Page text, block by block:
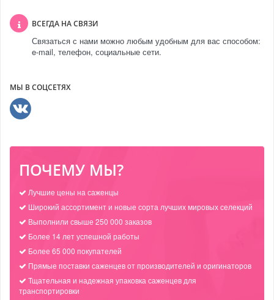
ВСЕГДА НА СВЯЗИ
Связаться с нами можно любым удобным для вас способом:
e-mail, телефон, социальные сети.
МЫ В СОЦСЕТЯХ
ПОЧЕМУ МЫ?
Лучшие цены на саженцы
Широкий ассортимент и новые сорта лучших мировых селекций
Выполнили свыше 250 000 заказов
Более 14 лет успешной работы
Более 65 000 покупателей
Прямые поставки саженцев от производителей и оригинаторов
Тщательная и надежная упаковка саженцев для
транспортировки